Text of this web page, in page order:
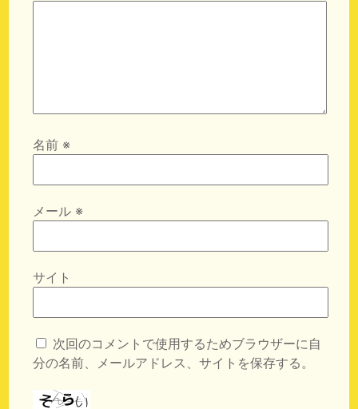
名前 ※
メール ※
サイト
次回のコメントで使用するためブラウザーに自
分の名前、メールアドレス、サイトを保存する。